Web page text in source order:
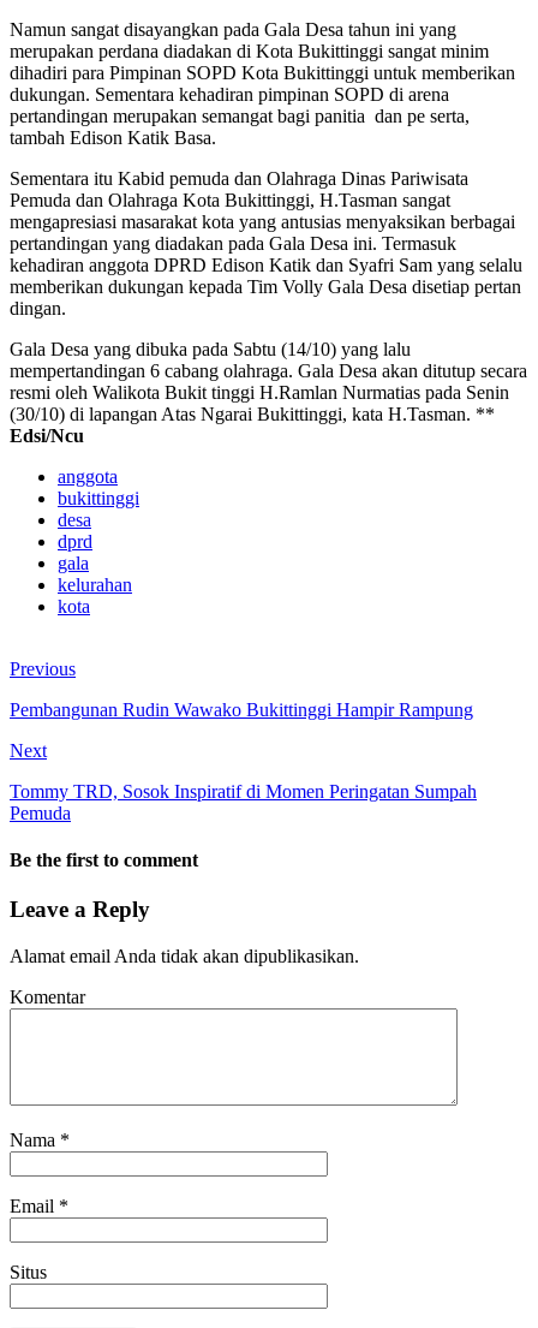
Namun sangat disayangkan pada Gala Desa tahun ini yang
merupakan perdana diadakan di Kota Bukittinggi sangat minim
dihadiri para Pimpinan SOPD Kota Bukittinggi untuk memberikan
dukungan. Sementara kehadiran pimpinan SOPD di arena
pertandingan merupakan semangat bagi panitia dan pe serta,
tambah Edison Katik Basa.
Sementara itu Kabid pemuda dan Olahraga Dinas Pariwisata
Pemuda dan Olahraga Kota Bukittinggi, H.Tasman sangat
mengapresiasi masarakat kota yang antusias menyaksikan berbagai
pertandingan yang diadakan pada Gala Desa ini. Termasuk
kehadiran anggota DPRD Edison Katik dan Syafri Sam yang selalu
memberikan dukungan kepada Tim Volly Gala Desa disetiap pertan
dingan.
Gala Desa yang dibuka pada Sabtu (14/10) yang lalu
mempertandingan 6 cabang olahraga. Gala Desa akan ditutup secara
resmi oleh Walikota Bukit tinggi H.Ramlan Nurmatias pada Senin
(30/10) di lapangan Atas Ngarai Bukittinggi, kata H.Tasman. **
Edsi/Ncu
anggota
bukittinggi
desa
dprd
gala
kelurahan
kota
Previous
Pembangunan Rudin Wawako Bukittinggi Hampir Rampung
Next
Tommy TRD, Sosok Inspiratif di Momen Peringatan Sumpah
Pemuda
Be the first to comment
Leave a Reply
Alamat email Anda tidak akan dipublikasikan.
Komentar
Nama *
Email *
Situs